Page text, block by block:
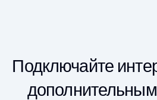
Подключайте